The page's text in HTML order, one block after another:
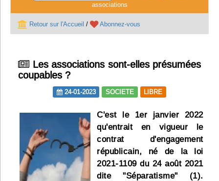
Menu général
ServiceAsso
Partager
VieAsso
Divers
Abo Lettrasso
associations
Retour sur l'Accueil / Abonnez-vous
Les associations sont-elles présumées
coupables ?
24-01-2023 SOCIETE LIBRE
C'est le 1er janvier 2022
qu'entrait en vigueur le
contrat d'engagement
républicain, né de la loi
2021-1109 du 24 août 2021
dite "Séparatisme" (1).